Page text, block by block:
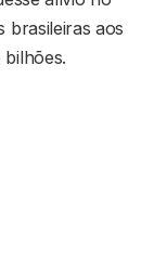
brasileiras aos